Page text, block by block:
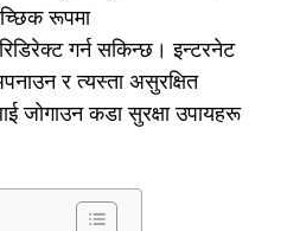
रूपमा
गर्न सकिन्छ। इन्टरनेट
र त्यस्ता असुरक्षित
जोगाउन कडा सुरक्षा उपायहरू